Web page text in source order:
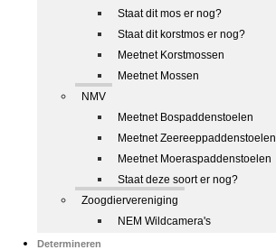
Staat dit mos er nog?
Staat dit korstmos er nog?
Meetnet Korstmossen
Meetnet Mossen
NMV
Meetnet Bospaddenstoelen
Meetnet Zeereeppaddenstoelen
Meetnet Moeraspaddenstoelen
Staat deze soort er nog?
Zoogdiervereniging
NEM Wildcamera's
Determineren